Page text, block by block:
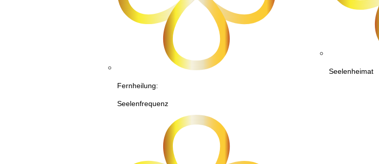
Fernheilung:
Seelenfrequenz
Seelenheimat